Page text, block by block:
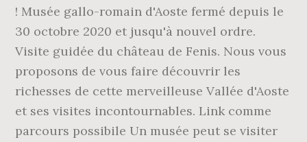
! Musée gallo-romain d'Aoste fermé depuis le
30 octobre 2020 et jusqu'à nouvel ordre.
Visite guidée du château de Fenis. Nous vous
proposons de vous faire découvrir les
richesses de cette merveilleuse Vallée d'Aoste
et ses visites incontournables. Link comme
parcours possibile Un musée peut se visiter